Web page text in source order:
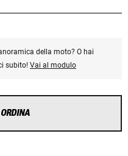
della moto? O hai
subito! Vai al modulo